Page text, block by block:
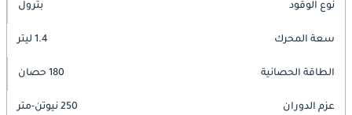
نوع الوقود بترول
سعة المحرك 1.4 ليتر
الطاقة الحصانية 180 حصان
عزم الدوران 250 نيوتن-متر